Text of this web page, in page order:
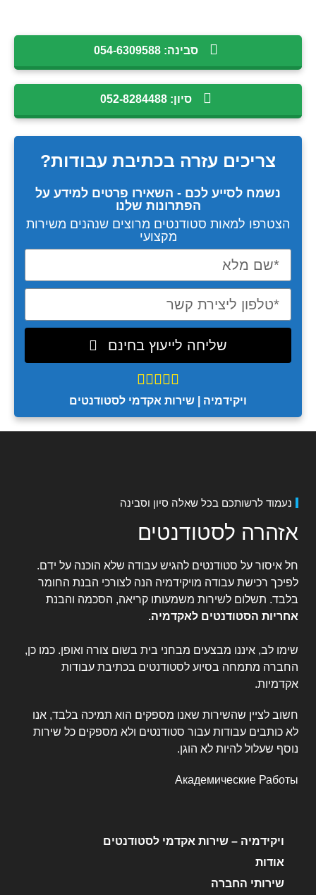
סבינה: 054-6309588
סיון: 052-8284488
צריכים עזרה בכתיבת עבודות?
נשמח לסייע לכם - השאירו פרטים למידע על
הפתרונות שלנו
הצטרפו למאות סטודנטים מרוצים שנהנים משירות
מקצועי
שליחה לייעוץ בחינם





ויקידמיה | שירות אקדמי לסטודנטים
נעמוד לרשותכם בכל שאלה סיון וסבינה
אזהרה לסטודנטים
חל איסור על סטודנטים להגיש עבודה שלא הוכנה על ידם.
לפיכך רכישת עבודה מויקידמיה הנה לצורכי הבנת החומר
בלבד. תשלום לשירות משמעותו קריאה, הסכמה והבנת
אחריות הסטודנטים לאקדמיה.
שימו לב, איננו מבצעים מבחני בית בשום צורה ואופן. כמו כן,
החברה מתמחה בסיוע לסטודנטים בכתיבת עבודות
אקדמיות.
חשוב לציין שהשירות שאנו מספקים הוא תמיכה בלבד, אנו
לא כותבים עבודות עבור סטודנטים ולא מספקים כל שירות
נוסף שעלול להיות לא הוגן.
Академические Работы
ויקידמיה – שירות אקדמי לסטודנטים
אודות
שירותי החברה